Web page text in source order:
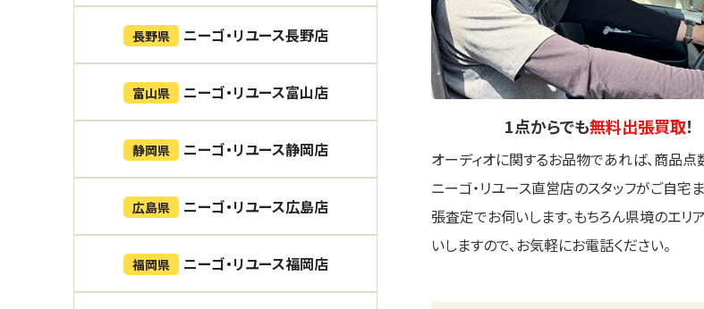
1点からでも無料出張買取！
オーディオに関するお品物であれば、商品点
ニーゴ・リユース直営店のスタッフがご自宅
張査定でお伺いします。もちろん県境のエリ
いしますので、お気軽にお電話ください。
長野県 ニーゴ・リユース長野店
富山県 ニーゴ・リユース富山店
静岡県 ニーゴ・リユース静岡店
広島県 ニーゴ・リユース広島店
福岡県 ニーゴ・リユース福岡店